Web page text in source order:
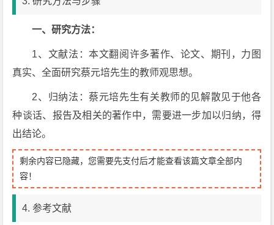
一、研究方法：
1、文献法：本文翻阅许多著作、论文、期刊，力图
真实、全面研究蔡元培先生的教师观思想。
2、归纳法：蔡元培先生有关教师的见解散见于他各
种谈话、报告及相关的著作中，需要进一步加以归纳，得
出结论。
剩余内容已隐藏，您需要先支付后才能查看该篇文章全部内
容！
4. 参考文献